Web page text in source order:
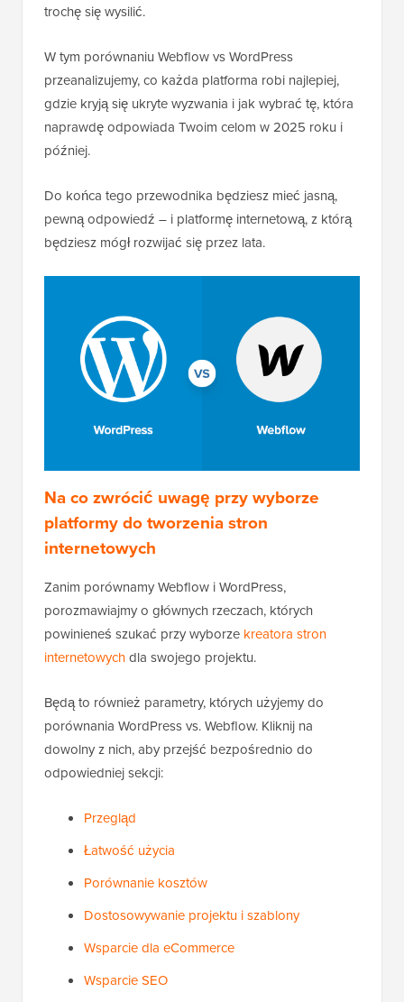
trochę się wysilić.
W tym porównaniu Webflow vs WordPress
przeanalizujemy, co każda platforma robi najlepiej,
gdzie kryją się ukryte wyzwania i jak wybrać tę, która
naprawdę odpowiada Twoim celom w 2025 roku i
później.
Do końca tego przewodnika będziesz mieć jasną,
pewną odpowiedź – i platformę internetową, z którą
będziesz mógł rozwijać się przez lata.
Na co zwrócić uwagę przy wyborze
platformy do tworzenia stron
internetowych
Zanim porównamy Webflow i WordPress,
porozmawiajmy o głównych rzeczach, których
powinieneś szukać przy wyborze kreatora stron
internetowychdla swojego projektu.
Będą to również parametry, których użyjemy do
porównania WordPress vs. Webflow. Kliknij na
dowolny z nich, aby przejść bezpośrednio do
odpowiedniej sekcji:
Przegląd
Łatwość użycia
Porównanie kosztów
Dostosowywanie projektu i szablony
Wsparcie dla eCommerce
Wsparcie SEO